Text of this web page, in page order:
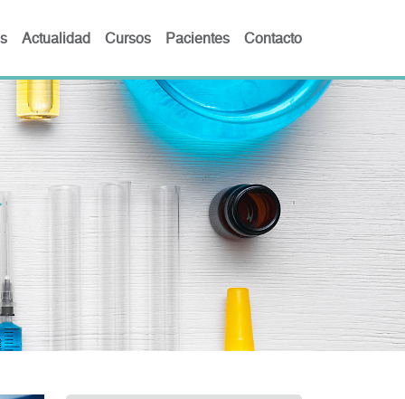
Actualidad Cursos Pacientes Contacto